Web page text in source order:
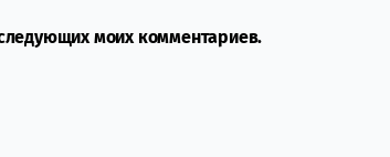
моих комментариев.